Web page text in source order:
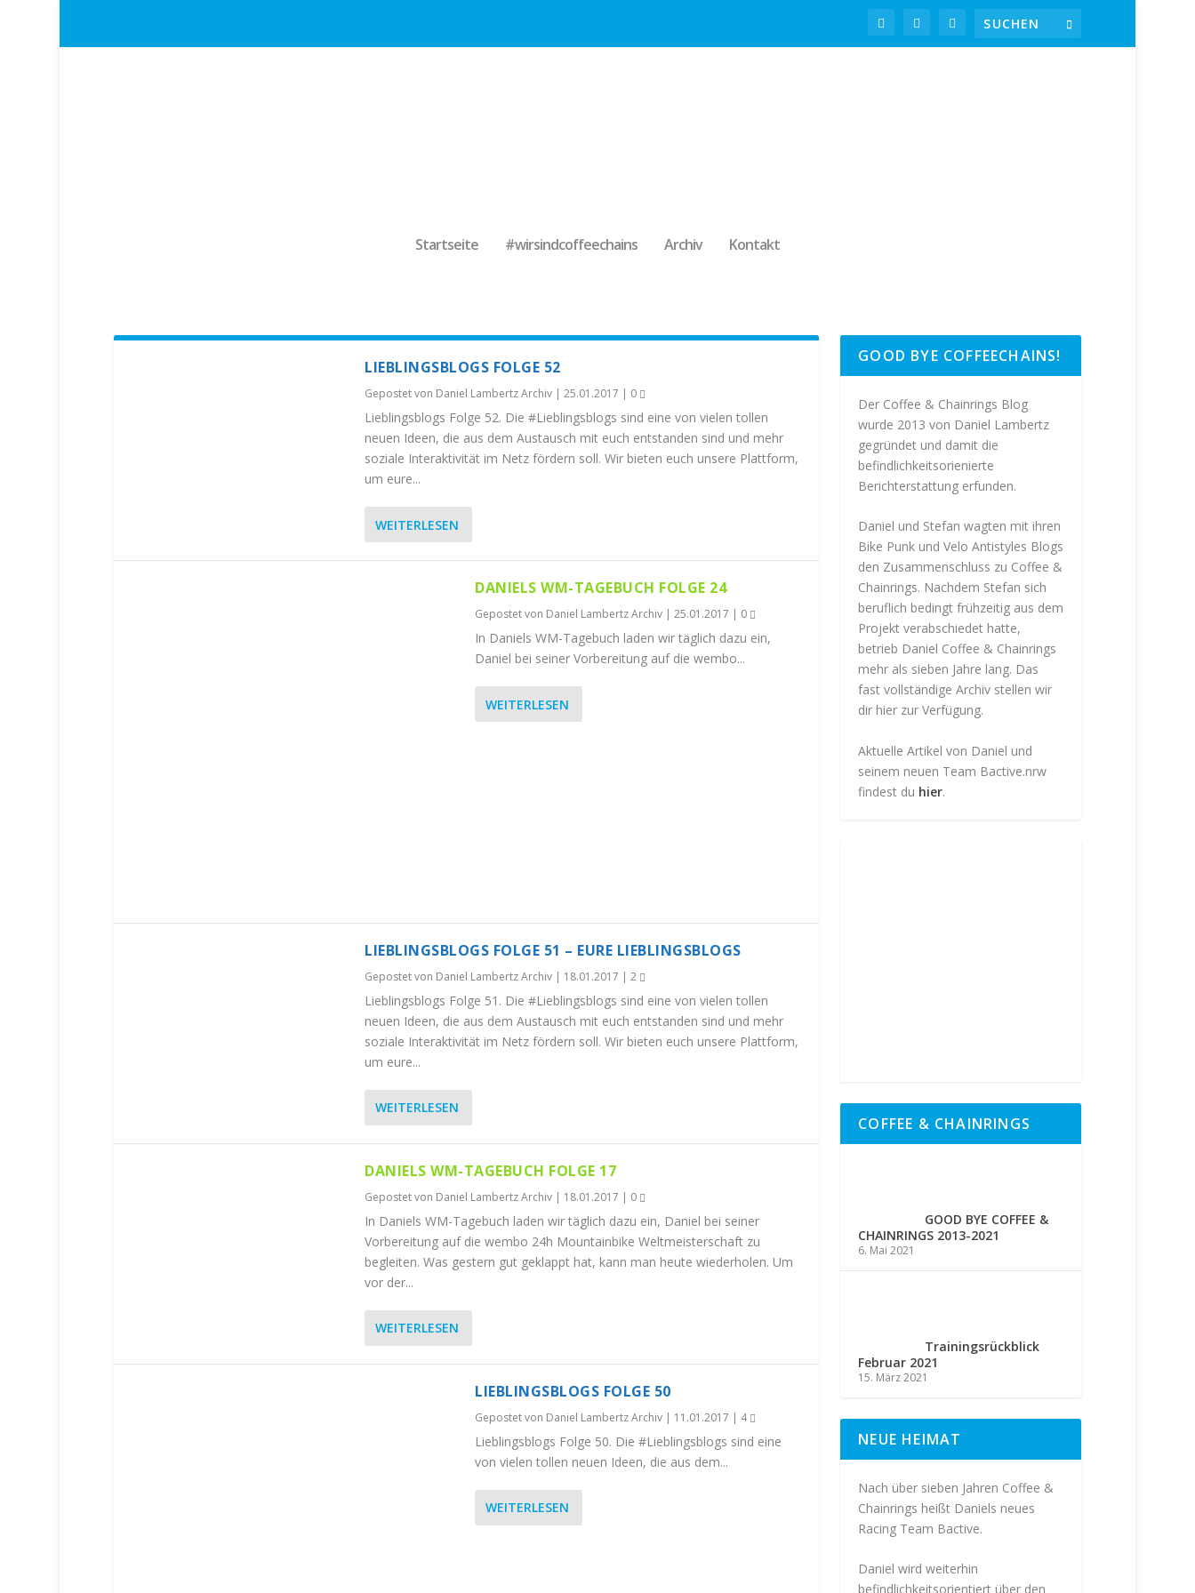
Startseite #wirsindcoffeechains Archiv Kontakt
LIEBLINGSBLOGS FOLGE 52
Gepostet von Daniel Lambertz Archiv |25.01.2017 | 0
Lieblingsblogs Folge 52. Die #Lieblingsblogs sind eine von vielen tollen
neuen Ideen, die aus dem Austausch mit euch entstanden sind und mehr
soziale Interaktivität im Netz fördern soll. Wir bieten euch unsere Plattform,
um eure...
WEITERLESEN
DANIELS WM-TAGEBUCH FOLGE 24
Gepostet von Daniel Lambertz Archiv |25.01.2017 | 0
In Daniels WM-Tagebuch laden wir täglich dazu ein,
Daniel bei seiner Vorbereitung auf die wembo...
WEITERLESEN
LIEBLINGSBLOGS FOLGE 51 – EURE LIEBLINGSBLOGS
Gepostet von Daniel Lambertz Archiv | 18.01.2017 |2
Lieblingsblogs Folge 51. Die #Lieblingsblogs sind eine von vielen tollen
neuen Ideen, die aus dem Austausch mit euch entstanden sind und mehr
soziale Interaktivität im Netz fördern soll. Wir bieten euch unsere Plattform,
um eure...
WEITERLESEN
DANIELS WM-TAGEBUCH FOLGE 17
Gepostet von Daniel Lambertz Archiv | 18.01.2017 | 0
In Daniels WM-Tagebuch laden wir täglich dazu ein, Daniel bei seiner
Vorbereitung auf die wembo 24h Mountainbike Weltmeisterschaft zu
begleiten. Was gestern gut geklappt hat, kann man heute wiederholen. Um
vor der...
WEITERLESEN
LIEBLINGSBLOGS FOLGE 50
Gepostet von Daniel Lambertz Archiv | 11.01.2017 | 4
Lieblingsblogs Folge 50. Die #Lieblingsblogs sind eine
von vielen tollen neuen Ideen, die aus dem...
WEITERLESEN
GOOD BYE COFFEECHAINS!
Der Coffee & Chainrings Blog
wurde 2013 von Daniel Lambertz
gegründet und damit die
befindlichkeitsorienierte
Berichterstattung erfunden.
Daniel und Stefan wagten mit ihren
Bike Punk und Velo Antistyles Blogs
den Zusammenschluss zu Coffee &
Chainrings. Nachdem Stefan sich
beruflich bedingt frühzeitig aus dem
Projekt verabschiedet hatte,
betrieb Daniel Coffee & Chainrings
mehr als sieben Jahre lang. Das
fast vollständige Archiv stellen wir
dir hier zur Verfügung.
Aktuelle Artikel von Daniel und
seinem neuen Team Bactive.nrw
findest du hier.
COFFEE & CHAINRINGS
GOOD BYE COFFEE &
CHAINRINGS 2013-2021
6. Mai 2021
Trainingsrückblick
Februar 2021
15. März 2021
NEUE HEIMAT
Nach über sieben Jahren Coffee &
Chainrings heißt Daniels neues
Racing Team Bactive.
Daniel wird weiterhin
befindlichkeitsorientiert über den